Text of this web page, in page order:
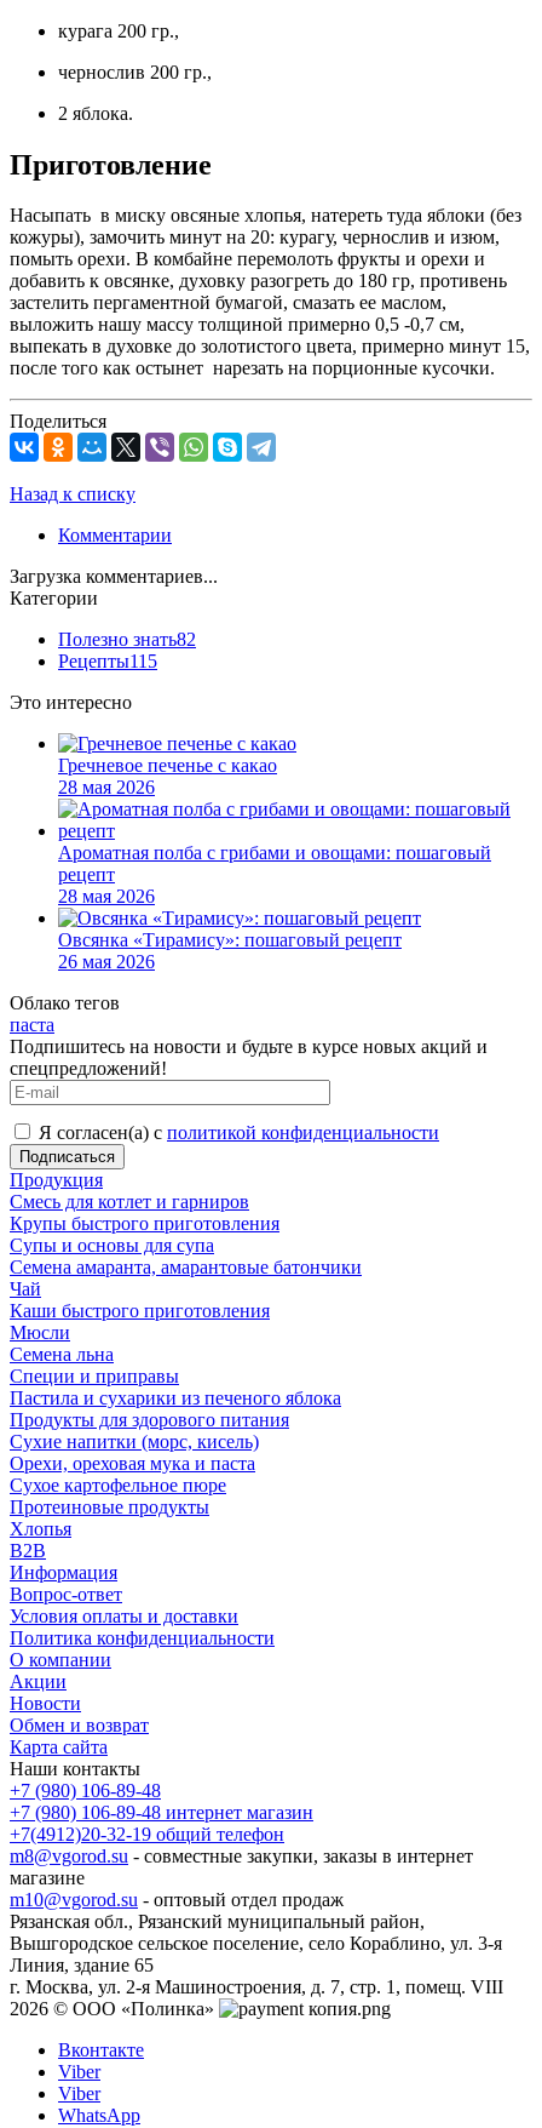
курага 200 гр.,
чернослив 200 гр.,
2 яблока.
Приготовление
Насыпать в миску овсяные хлопья, натереть туда яблоки (без
кожуры), замочить минут на 20: курагу, чернослив и изюм,
помыть орехи. В комбайне перемолоть фрукты и орехи и
добавить к овсянке, духовку разогреть до 180 гр, противень
застелить пергаментной бумагой, смазать ее маслом,
выложить нашу массу толщиной примерно 0,5 -0,7 см,
выпекать в духовке до золотистого цвета, примерно минут 15,
после того как остынет нарезать на порционные кусочки.
Поделиться
Назад к списку
Комментарии
Загрузка комментариев...
Категории
Полезно знать82
Рецепты115
Это интересно
Гречневое печенье с какао
28 мая 2026
Ароматная полба с грибами и овощами: пошаговый
рецепт
28 мая 2026
Овсянка «Тирамису»: пошаговый рецепт
26 мая 2026
Облако тегов
паста
Подпишитесь на новости и будьте в курсе новых акций и
спецпредложений!
Я согласен(а) с политикой конфиденциальности
Продукция
Смесь для котлет и гарниров
Крупы быстрого приготовления
Супы и основы для супа
Семена амаранта, амарантовые батончики
Чай
Каши быстрого приготовления
Мюсли
Семена льна
Специи и приправы
Пастила и сухарики из печеного яблока
Продукты для здорового питания
Сухие напитки (морс, кисель)
Орехи, ореховая мука и паста
Сухое картофельное пюре
Протеиновые продукты
Хлопья
B2B
Информация
Вопрос-ответ
Условия оплаты и доставки
Политика конфиденциальности
О компании
Акции
Новости
Обмен и возврат
Карта сайта
Наши контакты
+7 (980) 106-89-48
+7 (980) 106-89-48 интернет магазин
+7(4912)20-32-19 общий телефон
m8@vgorod.su - совместные закупки, заказы в интернет
магазине
m10@vgorod.su - оптовый отдел продаж
Рязанская обл., Рязанский муниципальный район,
Вышгородское сельское поселение, село Кораблино, ул. 3-я
Линия, здание 65
г. Москва, ул. 2-я Машиностроения, д. 7, стр. 1, помещ. VIII
2026 © ООО «Полинка»
Вконтакте
Viber
Viber
WhatsApp